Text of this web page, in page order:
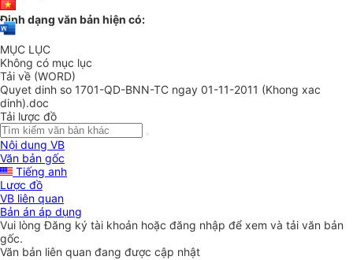
Định dạng văn bản hiện có:
MỤC LỤC
Không có mục lục
Tải về (WORD)
Quyet dinh so 1701-QD-BNN-TC ngay 01-11-2011 (Khong xac
dinh).doc
Tải lược đồ
Nội dung VB
Văn bản gốc
Tiếng anh
Lược đồ
VB liên quan
Bản án áp dụng
Vui lòngĐăng ký tài khoản hoặc đăng nhập để xem và tải văn bản
gốc.
Văn bản liên quan đang được cập nhật